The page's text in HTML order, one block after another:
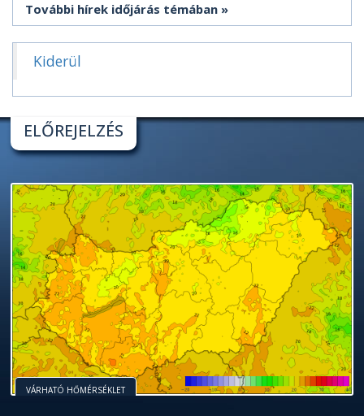
További hírek időjárás témában
Kiderül
ELŐREJELZÉS
VÁRHATÓ HŐMÉRSÉKLET